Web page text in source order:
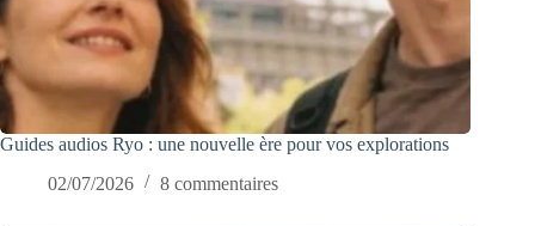
Guides audios Ryo : une nouvelle ère pour vos explorations
02/07/2026
8 commentaires